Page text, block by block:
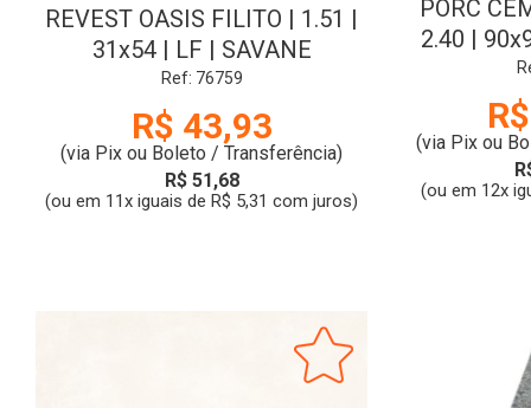
REVEST OASIS FILITO | 1.51 |
31x54 | LF | SAVANE
Ref: 76759
R$ 43,93
(via Pix ou Boleto / Transferência)
R$ 51,68
(ou em 11x iguais de R$ 5,31 com juros)
PORC
2.40 |
CL:A |
(via Pix ou
(ou em 12x